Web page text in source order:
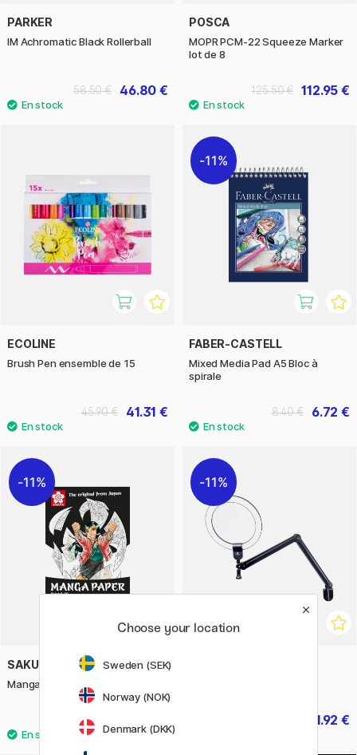
PARKER
IM Achromatic Black Rollerball
46.80 €
58.50 €
POSCA
MOPR PCM-22 Squeeze Marker
lot de 8
112.95 €
125.50 €
ECOLINE
Brush Pen ensemble de 15
41.31 €
45.90 €
11%
FABER-CASTELL
Mixed Media Pad A5 Bloc à
spirale
6.72 €
8.40 €
11%
SAKURA
Manga Drawing Pad A5
9.60 €
11%
231.92 €
Choose your location
Sweden (SEK)
Norway (NOK)
Denmark (DKK)